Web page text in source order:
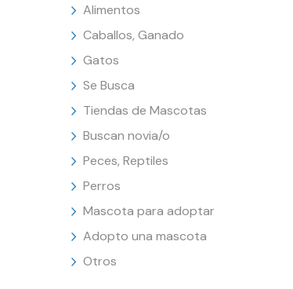
Alimentos
Caballos, Ganado
Gatos
Se Busca
Tiendas de Mascotas
Buscan novia/o
Peces, Reptiles
Perros
Mascota para adoptar
Adopto una mascota
Otros